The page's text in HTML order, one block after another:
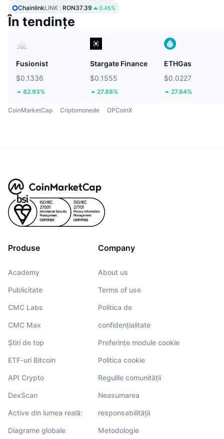
ChainlinkLINK RON37.39 0.45%
În tendințe
Fusionist
$0.1336
82.93%
Stargate Finance
$0.1555
27.88%
ETHGas
$0.0227
27.64%
CoinMarketCap Criptomonede OPCoinX
Produse
Academy
Publicitate
CMC Labs
CMC Max
Știri de top
ETF-uri Bitcoin
API Crypto
DexScan
Active din lumea reală:
Diagrame globale
Company
About us
Terms of use
Politica de
confidențialitate
Preferințe module cookie
Politica cookie
Regulile comunității
Neasumarea
responsabilității
Metodologie